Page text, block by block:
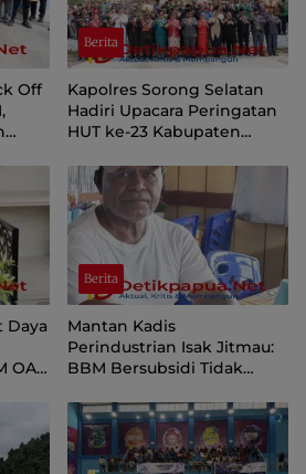
Off
Berita
Kapolres Sorong Selatan
Hadiri Upacara Peringatan
HUT ke-23 Kabupaten
Daya
OAP
Berita
Mantan Kadis
Perindustrian Isak Jitmau:
BBM Bersubsidi Tidak
Distribusi Perlu Diperkuat